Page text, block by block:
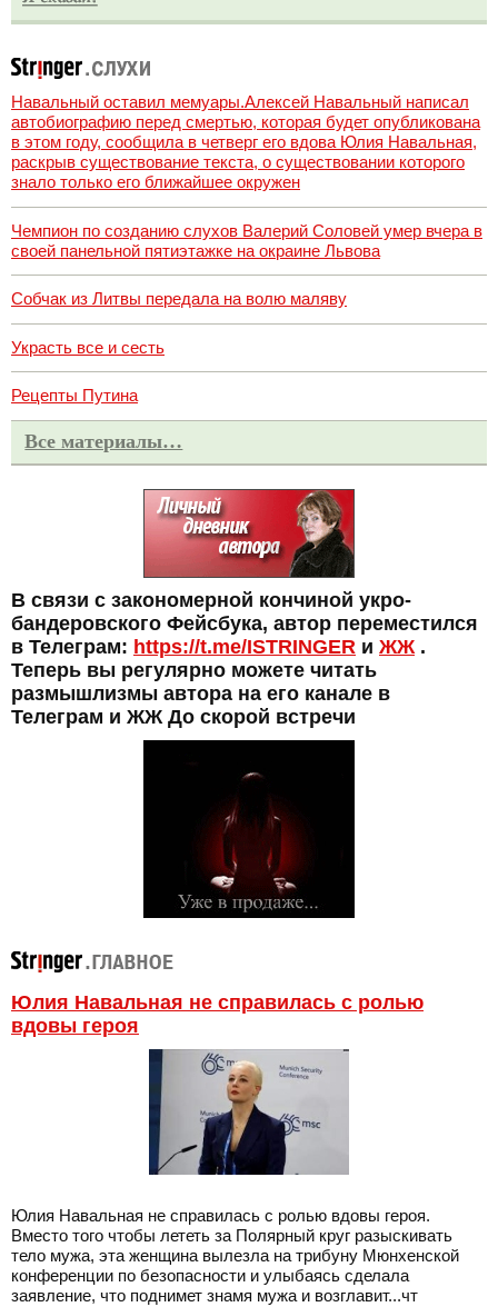
Навальный оставил мемуары.Алексей Навальный написал
автобиографию перед смертью, которая будет опубликована
в этом году, сообщила в четверг его вдова Юлия Навальная,
раскрыв существование текста, о существовании которого
знало только его ближайшее окружен
Чемпион по созданию слухов Валерий Соловей умер вчера в
своей панельной пятиэтажке на окраине Львова
Собчак из Литвы передала на волю маляву
Украсть все и сесть
Рецепты Путина
Все материалы…
В связи с закономерной кончиной укро-
бандеровского Фейсбука, автор переместился
в Телеграм: https://t.me/ISTRINGER и ЖЖ .
Теперь вы регулярно можете читать
размышлизмы автора на его канале в
Телеграм и ЖЖ До скорой встречи
Юлия Навальная не справилась с ролью
вдовы героя
Юлия Навальная не справилась с ролью вдовы героя.
Вместо того чтобы лететь за Полярный круг разыскивать
тело мужа, эта женщина вылезла на трибуну Мюнхенской
конференции по безопасности и улыбаясь сделала
заявление, что поднимет знамя мужа и возглавит...чт